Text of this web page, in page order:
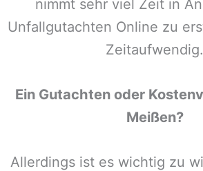
nimmt sehr viel Zeit in
Unfallgutachten Online zu
Zeitaufwendig.
Ein Gutachten oder
Meißen?
Allerdings ist es wichtig zu